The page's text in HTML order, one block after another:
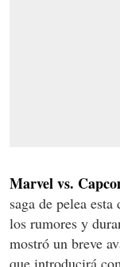
Marvel vs.
saga de pelea
los rumores y
mostró un breve
que introducirá